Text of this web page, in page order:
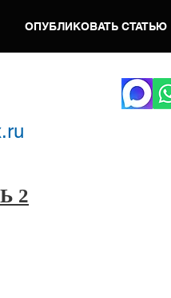
ОПУБЛИКОВАТЬ СТАТЬЮ
2